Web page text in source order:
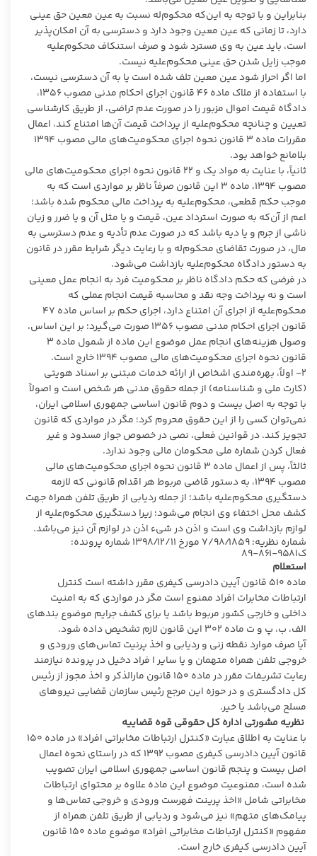
بنابراین و با توجه به این‌که محکوم‌له نسبت به عین معین حق عینی
دارد، تا زمانی که عین معین وجود دارد و دسترسی به آن امکان‌پذیر
است، باید عین به وی مسترد شود و صرف استنکاف محکوم‌علیه
موجب زایل شدن حق عینی محکوم‌علیه نیست.
اما اگر احراز شود عین معین تلف شده است یا به آن دسترسی نیست،
با استفاده از ملاک ماده ۴۶ قانون اجرای احکام مدنی مصوب ۱۳۵۶،
دادگاه قیمت اموال مزبور را در صورت عدم تراضی، از طریق کارشناسی
تعیین و چنانچه محکوم‌علیه از پرداخت قیمت آن‌ها امتناع کند، اعمال
مقررات ماده ۳ قانون نحوه اجرای محکومیت‌های مالی مصوب ۱۳۹۴
بلامانع خواهد بود.
ثانیاً، با عنایت به مواد یک و ۲۲ قانون نحوه اجرای محکومیت‌های مالی
مصوب ۱۳۹۴، ماده ۳ این قانون صرفاً ناظر بر مواردی است که به
موجب حکم قطعی، محکوم‌علیه به پرداخت مالی محکوم شده باشد؛
اعم از آن‌که به صورت استرداد عین، قیمت و یا مثل آن و یا ضرر و زیان
ناشی از جرم و یا دیه باشد که در صورت عدم تأدیه و عدم دسترسی به
مال، در صورت تقاضای محکوم‌له و با رعایت دیگر شرایط مقرر در قانون
به دستور دادگاه محکوم‌علیه بازداشت می‌شود.
در فرضی که حکم دادگاه ناظر بر محکومیت فرد به انجام عمل معینی
است و نه پرداخت وجه نقد و محاسبه قیمت انجام عملی که
محکوم‌علیه از اجرای آن امتناع دارد، اجرای حکم بر اساس ماده ۴۷
قانون اجرای احکام مدنی مصوب ۱۳۵۶ صورت می‌گیرد؛ بر این اساس،
وصول هزینه‌های انجام عمل موضوع این ماده از شمول ماده ۳
قانون نحوه اجرای محکومیت‌های مالی مصوب ۱۳۹۴ خارج است.
۲- اولاً، بهره‌مندی اشخاص از ارائه خدمات مبتنی بر اسناد هویتی
(کارت ملی و شناسنامه) از جمله حقوق مدنی هر شخص است و اصولاً
با توجه به اصل بیست و دوم قانون اساسی جمهوری اسلامی ایران،
نمی‌توان کسی را از این حقوق محروم کرد؛ مگر در مواردی که قانون
تجویز کند. در قوانین فعلی، نصی در خصوص جواز مسدود و غیر
‌فعال کردن شماره ملی محکومان مالی وجود ندارد.
ثالثاً، پس از اعمال ماده ۳ قانون نحوه اجرای محکومیت‌های مالی
مصوب ۱۳۹۴، به دستور قاضی مربوط هر اقدام قانونی که لازمه
دستگیری محکوم‌علیه باشد؛ از جمله ردیابی از طریق تلفن همراه جهت
کشف محل اختفاء وی انجام می‌شود؛ زیرا دستگیری محکوم‌علیه از
لوازم بازداشت وی است و اذن در شیء اذن در لوازم آن نیز می‌باشد.
شماره نظریه: ۷/۹۸/۱۸۵۹ مورخ ۱۳۹۸/۱۲/۱۱ شماره پرونده:
ک۹۵۸۱-۸۶۱-۸۹
استعلام
ماده ۵۱۰ قانون آیین دادرسی کیفری مقرر داشته است کنترل
ارتباطات مخابرات افراد ممنوع است مگر در مواردی که به امنیت
داخلی و خارجی کشور مربوط باشد یا برای کشف جرایم موضوع بندهای
الف، ب، پ و ت ماده ۳۰۲ این قانون لازم تشخیص داده شود.
آیا صرف موارد نقطه زنی و ردیابی و اخذ پرنیت تماس‌های ورودی و
خروجی تلفن همراه متهمان و یا سایر ا فراد دخیل در پرونده نیازمند
رعایت تشریفات مقرر در ماده ۱۵۰ قانون مارالذکر و اخذ مجوز از رئیس
کل دادگستری و در حوزه این مرجع رئیس سازمان قضایی نیروهای
مسلح می‌باشد یا خیر.
نظریه مشورتی اداره کل حقوقی قوه قضاییه
با عنایت به اطلاق عبارت «کنترل ارتباطات مخابراتی افراد» در ماده ۱۵۰
قانون آیین دادرسی کیفری مصوب ۱۳۹۲ که در راستای نحوه اعمال
اصل بیست و پنجم قانون اساسی جمهوری اسلامی ایران تصویب
شده است، ممنوعیت موضوع این ماده علاوه بر محتوای ارتباطات
مخابراتی شامل «اخذ پرینت فهرست ورودی و خروجی تماس‌ها و
پیامک‌های متهم» نیز می‌شود و ردیابی از طریق تلفن همراه از
مفهوم «کنترل ارتباطات مخابراتی افراد» موضوع ماده ۱۵۰ قانون
آیین دادرسی کیفری خارج است.